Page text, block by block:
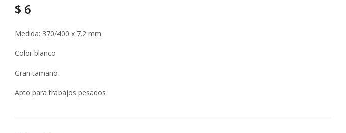
$ 6
Medida: 370/400 x 7.2 mm
Color blanco
Gran tamaño
Apto para trabajos pesados